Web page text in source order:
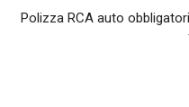
Polizza RCA auto